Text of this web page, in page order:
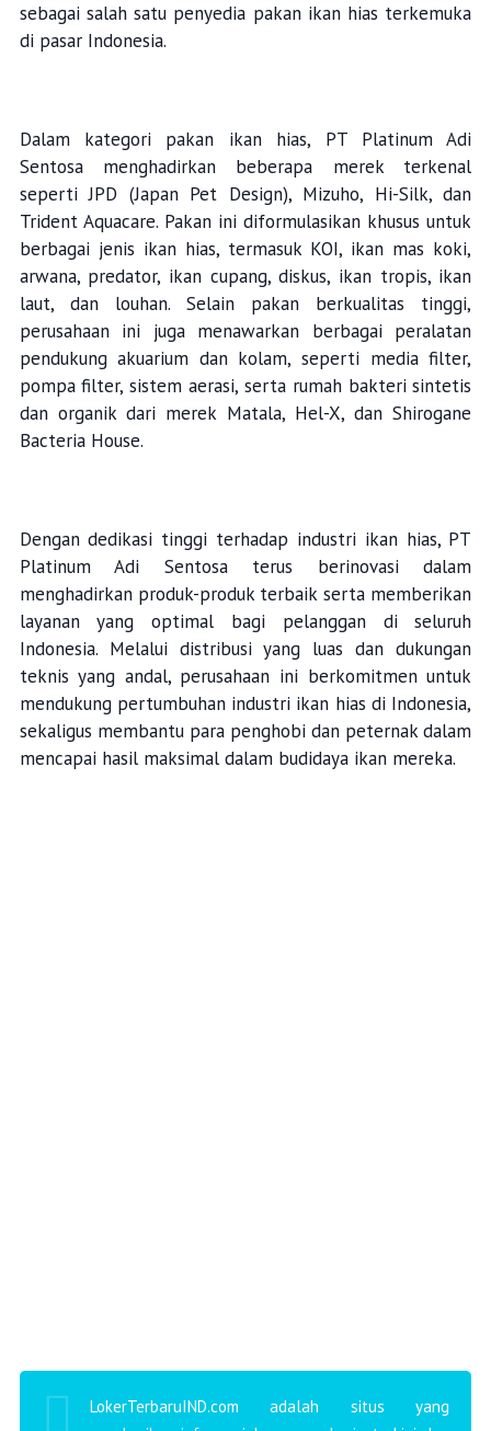
sebagai salah satu penyedia pakan ikan hias terkemuka
di pasar Indonesia.
Dalam kategori pakan ikan hias, PT Platinum Adi
Sentosa menghadirkan beberapa merek terkenal
seperti JPD (Japan Pet Design), Mizuho, Hi-Silk, dan
Trident Aquacare. Pakan ini diformulasikan khusus untuk
berbagai jenis ikan hias, termasuk KOI, ikan mas koki,
arwana, predator, ikan cupang, diskus, ikan tropis, ikan
laut, dan louhan. Selain pakan berkualitas tinggi,
perusahaan ini juga menawarkan berbagai peralatan
pendukung akuarium dan kolam, seperti media filter,
pompa filter, sistem aerasi, serta rumah bakteri sintetis
dan organik dari merek Matala, Hel-X, dan Shirogane
Bacteria House.
Dengan dedikasi tinggi terhadap industri ikan hias, PT
Platinum Adi Sentosa terus berinovasi dalam
menghadirkan produk-produk terbaik serta memberikan
layanan yang optimal bagi pelanggan di seluruh
Indonesia. Melalui distribusi yang luas dan dukungan
teknis yang andal, perusahaan ini berkomitmen untuk
mendukung pertumbuhan industri ikan hias di Indonesia,
sekaligus membantu para penghobi dan peternak dalam
mencapai hasil maksimal dalam budidaya ikan mereka.
LokerTerbaruIND.com adalah situs yang